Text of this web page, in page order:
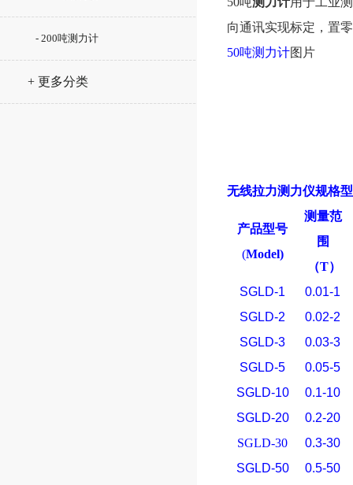
- 200吨测力计
+ 更多分类
向通讯实现标定，置
50吨测力计图片
无线拉力测力仪规格
产品型号
(Model)
测量范
围
（T）
SGLD-1
0.01-1
SGLD-2
0.02-2
SGLD-3
0.03-3
SGLD-5
0.05-5
SGLD-10
0.1-10
SGLD-20
0.2-20
SGLD-30
0.3-30
SGLD-50
0.5-50